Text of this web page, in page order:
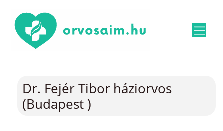
Dr. Fejér Tibor háziorvos
(Budapest )